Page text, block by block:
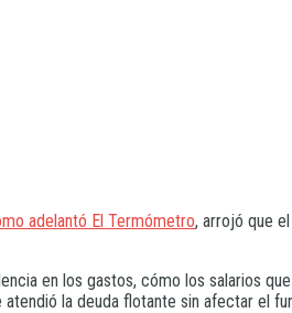
adelantó El Termómetro, arrojó que
en los gastos, cómo los salarios
la deuda flotante sin afectar el